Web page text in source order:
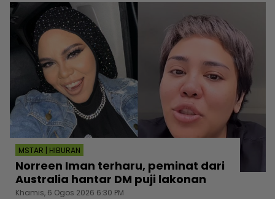
MSTAR | HIBURAN
Norreen Iman terharu, peminat dari
Australia hantar DM puji lakonan
Khamis, 6 Ogos 2026 6:30 PM